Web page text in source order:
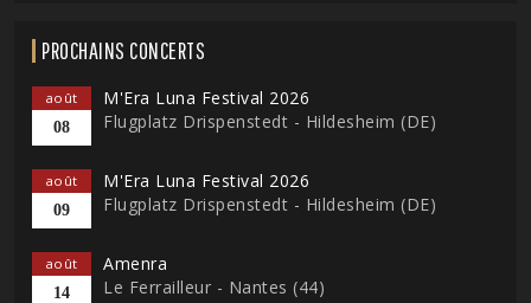
PROCHAINS CONCERTS
août
08
M'Era Luna Festival 2026
Flugplatz Drispenstedt - Hildesheim (DE)
août
09
M'Era Luna Festival 2026
Flugplatz Drispenstedt - Hildesheim (DE)
août
14
Amenra
Le Ferrailleur - Nantes (44)